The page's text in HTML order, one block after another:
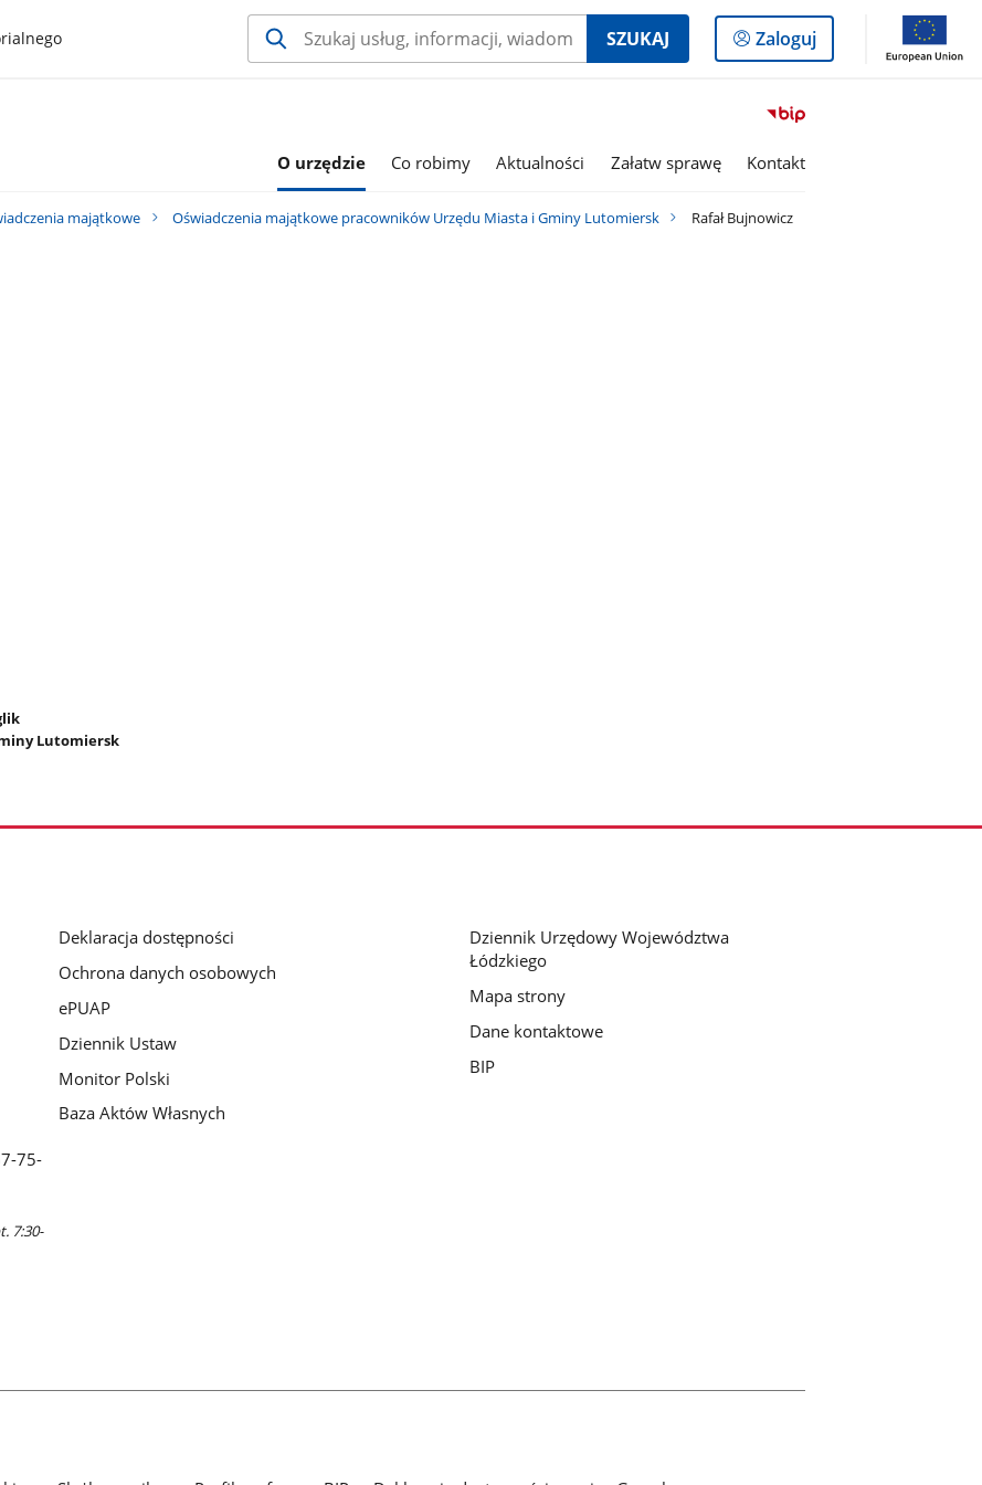
SZUKAJ
Logowanie
do
Zaloguj
Przejdź
serwisu
Informacji
O urzędzie Co robimy Aktualności Załatw sprawę Kontakt
majątkowe Oświadczenia majątkowe pracowników Urzędu Miasta i Gminy Lutomiersk Rafał Bujnowicz
Lutomiersk
75-
7:30-
Deklaracja dostępności
Ochrona danych osobowych
ePUAP
Dziennik Ustaw
Monitor Polski
Baza Aktów Własnych
Dziennik Urzędowy Województwa
Łódzkiego
Mapa strony
Dane kontaktowe
BIP